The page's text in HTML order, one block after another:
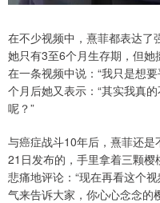
在不少视频中，熹菲都表达了
她只有3至6个月生存期，但
在一条视频中说：“我只是想
个月后她又表示：“其实我真
呢？”
与癌症战斗10年后，熹菲还
21日发布的，手里拿着三颗
悲痛地评论：“现在再看这个
气来告诉大家，你心心念念的